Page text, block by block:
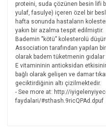
proteini, suda çözünen besin lifi
yulaf, fasulye) içeren özel bir
hafta sonunda hastaların
yakın bir azalma tespit edilmiştir.
Bademin "kötü” kolesterolü
Association tarafından yapılan
olarak badem tüketmenin gıdalar
E vitamininin antioksidan
bağlı olarak gelişen ve damar
geciktirdiğinin altı çizilmektedir.
- See more at: http://
faydalari/#sthash.9ricQPAd.dpuf